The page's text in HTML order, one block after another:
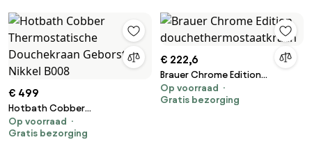
€ 499
Hotbath Cobber
Thermostatische Douchekraan
Geborsteld Nikkel B008
Op voorraad
Gratis bezorging
€ 222,6
Brauer Chrome Edition
douchethermostaatkraan
Op voorraad
Gratis bezorging